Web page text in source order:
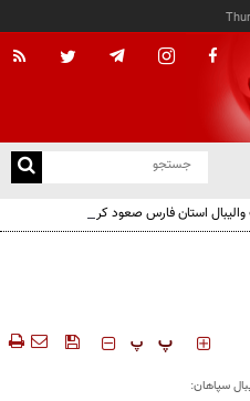
والیبال استان فارس صعود کرد
‍‍‍ پ پ
سپاهان: